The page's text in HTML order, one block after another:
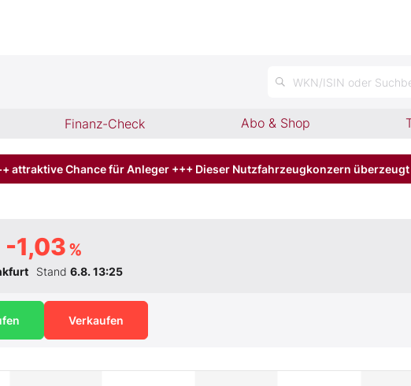
WKN/ISIN oder
Finanz-Check Abo & Shop
lesen
attraktive Chance für Anleger +++ Dieser Nutzfahrzeugkonzern überzeugt
-1,03 %
Stand 6.8. 13:25
Verkaufen